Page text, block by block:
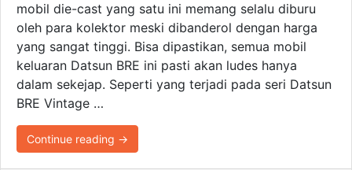
mobil die-cast yang satu ini memang selalu diburu
oleh para kolektor meski dibanderol dengan harga
yang sangat tinggi. Bisa dipastikan, semua mobil
keluaran Datsun BRE ini pasti akan ludes hanya
dalam sekejap. Seperti yang terjadi pada seri Datsun
BRE Vintage …
Continue reading →